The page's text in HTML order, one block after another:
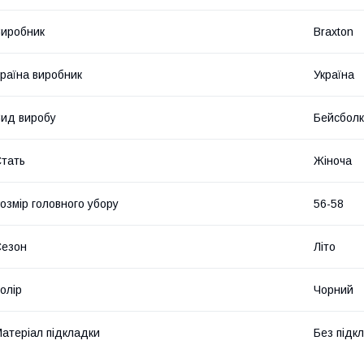
Braxton
виробник Україна
виробу
Жіноча
головного убору 56-58
Літо
Чорний
підкладки Без